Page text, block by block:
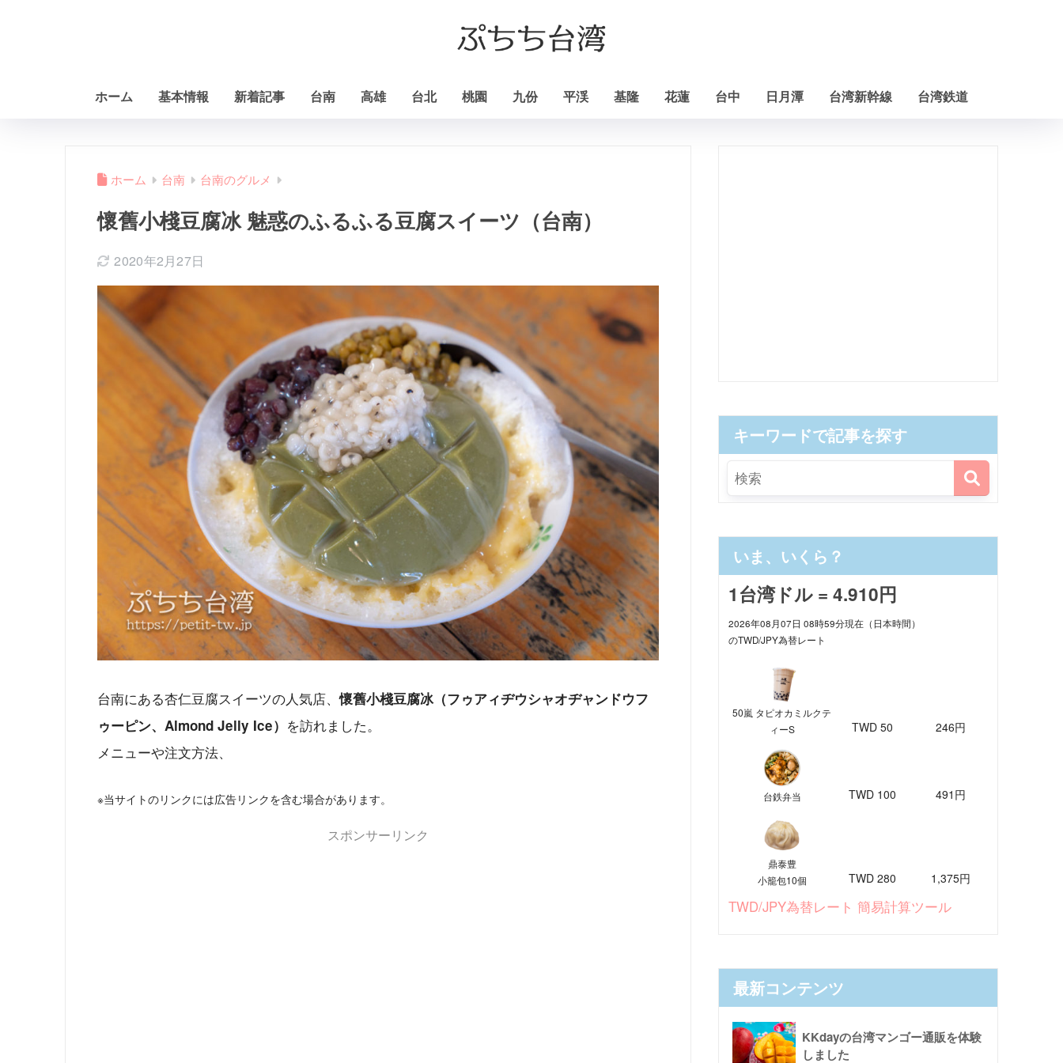
ホーム 基本情報 新着記事 台南 高雄 台北 桃園 九份 平渓 基隆 花蓮 台中 日月潭 台湾新幹線 台湾鉄道
ホーム 台南 台南のグルメ
懷舊小棧豆腐冰 魅惑のふるふる豆腐スイーツ（台南）
2020年2月27日
台南にある杏仁豆腐スイーツの人気店、懷舊小棧豆腐冰（フゥアィヂウシャオヂャンドウフ
ゥーピン、Almond Jelly Ice） を訪れました。
メニューや注文方法、
※当サイトのリンクには広告リンクを含む場合があります。
スポンサーリンク
キーワードで記事を探す
いま、いくら？
1台湾ドル = 4.910円
2026年08月07日 08時59分現在（日本時間）
のTWD/JPY為替レート
50嵐 タピオカミルクテ
ィーS
TWD 50 246円
台鉄弁当 TWD 100 491円
鼎泰豊
小籠包10個
TWD 280 1,375円
TWD/JPY為替レート 簡易計算ツール
最新コンテンツ
KKdayの台湾マンゴー通販を体験
しました